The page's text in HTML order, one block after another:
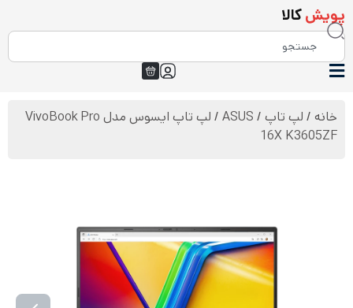
پویشکالا
خانه / لپ تاپ /
ASUS
/ لپ تاپ ایسوس مدل VivoBook Pro
16X K3605ZF